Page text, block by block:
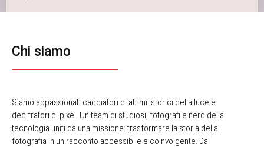
Chi siamo
Siamo appassionati cacciatori di attimi, storici della luce e
decifratori di pixel. Un team di studiosi, fotografi e nerd della
tecnologia uniti da una missione: trasformare la storia della
fotografia in un racconto accessibile e coinvolgente. Dal